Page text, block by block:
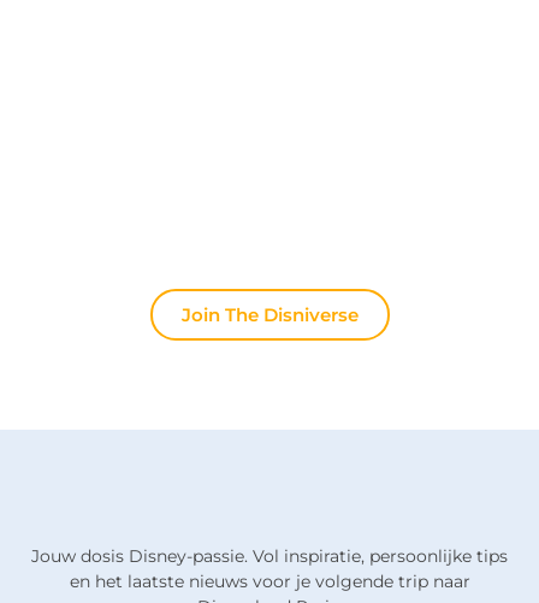
Join The Disniverse
Jouw dosis Disney-passie. Vol inspiratie, persoonlijke tips
en het laatste nieuws voor je volgende trip naar